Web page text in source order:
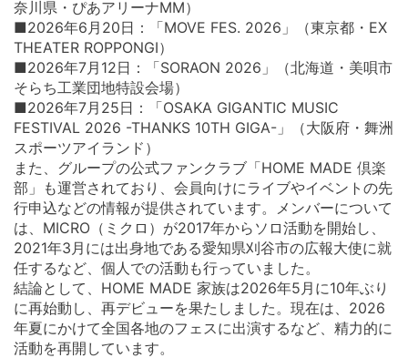
奈川県・ぴあアリーナMM）
■2026年6月20日：「MOVE FES. 2026」（東京都・EX
THEATER ROPPONGI）
■2026年7月12日：「SORAON 2026」（北海道・美唄市
そらち工業団地特設会場）
■2026年7月25日：「OSAKA GIGANTIC MUSIC
FESTIVAL 2026 -THANKS 10TH GIGA-」（大阪府・舞洲
スポーツアイランド）
また、グループの公式ファンクラブ「HOME MADE 倶楽
部」も運営されており、会員向けにライブやイベントの先
行申込などの情報が提供されています。メンバーについて
は、MICRO（ミクロ）が2017年からソロ活動を開始し、
2021年3月には出身地である愛知県刈谷市の広報大使に就
任するなど、個人での活動も行っていました。
結論として、HOME MADE 家族は2026年5月に10年ぶり
に再始動し、再デビューを果たしました。現在は、2026
年夏にかけて全国各地のフェスに出演するなど、精力的に
活動を再開しています。